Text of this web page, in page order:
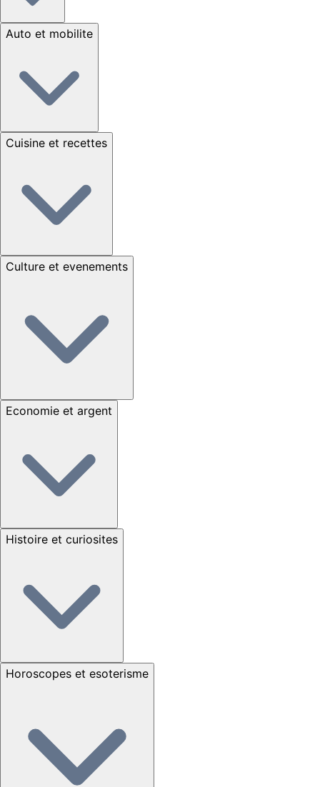
Auto et mobilite
Cuisine et recettes
Culture et evenements
Economie et argent
Histoire et curiosites
Horoscopes et esoterisme